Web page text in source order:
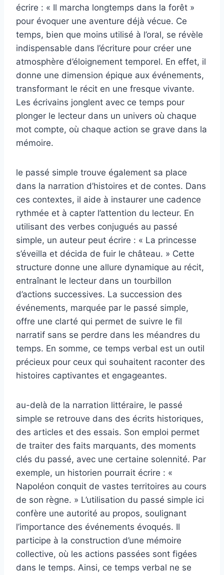
écrire : « Il marcha longtemps dans la forêt »
pour évoquer une aventure déjà vécue. Ce
temps, bien que moins utilisé à l’oral, se révèle
indispensable dans l’écriture pour créer une
atmosphère d’éloignement temporel. En effet, il
donne une dimension épique aux événements,
transformant le récit en une fresque vivante.
Les écrivains jonglent avec ce temps pour
plonger le lecteur dans un univers où chaque
mot compte, où chaque action se grave dans la
mémoire.
le passé simple trouve également sa place
dans la narration d’histoires et de contes. Dans
ces contextes, il aide à instaurer une cadence
rythmée et à capter l’attention du lecteur. En
utilisant des verbes conjugués au passé
simple, un auteur peut écrire : « La princesse
s’éveilla et décida de fuir le château. » Cette
structure donne une allure dynamique au récit,
entraînant le lecteur dans un tourbillon
d’actions successives. La succession des
événements, marquée par le passé simple,
offre une clarté qui permet de suivre le fil
narratif sans se perdre dans les méandres du
temps. En somme, ce temps verbal est un outil
précieux pour ceux qui souhaitent raconter des
histoires captivantes et engageantes.
au-delà de la narration littéraire, le passé
simple se retrouve dans des écrits historiques,
des articles et des essais. Son emploi permet
de traiter des faits marquants, des moments
clés du passé, avec une certaine solennité. Par
exemple, un historien pourrait écrire : «
Napoléon conquit de vastes territoires au cours
de son règne. » L’utilisation du passé simple ici
confère une autorité au propos, soulignant
l’importance des événements évoqués. Il
participe à la construction d’une mémoire
collective, où les actions passées sont figées
dans le temps. Ainsi, ce temps verbal ne se